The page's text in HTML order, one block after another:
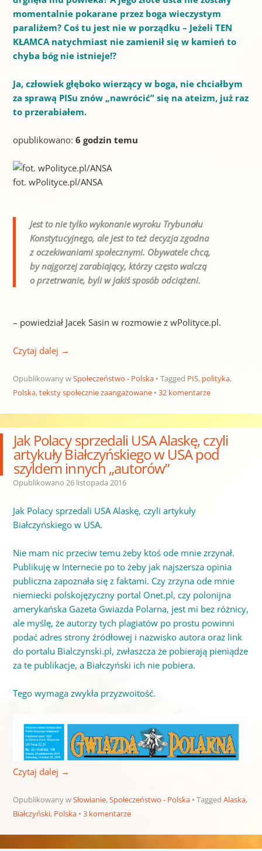
momentalnie pokarane przez boga wieczystym
paraliżem? Coś tu jest nie w porządku – Jeżeli TEN
KŁAMCA natychmiast nie zamienił się w kamień to
chyba bóg nie istnieje!?
Ja, człowiek głęboko wierzący w boga, nie chciałbym
za sprawą PISu znów „nawrócić” się na ateizm, już raz
to przerabiałem.
opublikowano: 6 godzin temu
fot. wPolityce.pl/ANSA
Jest to nie tylko wykonanie wyroku Trybunału
Konstytucyjnego, ale jest to też decyzja zgodna
z oczekiwaniami społecznymi. Obywatele chcą,
by najgorzej zarabiający, którzy często walczą
o przetrwanie, byli w jakiś sposób odciążeni.
– powiedział Jacek Sasin w rozmowie z wPolityce.pl.
Czytaj dalej →
Opublikowany wSpołeczeństwo - Polska Tagged PIS, polityka,
Polska,teksty społecznie zaangażowane 32 komentarze
Jak Polacy sprzedali USA Alaskę, czyli
artykuły Białczyńskiego w USA pod
szyldem innych „autorów”
Opublikowano 26 listopada 2016
Jak Polacy sprzedali USA Alaskę, czyli artykuły
Białczyńskiego w USA.
Nie mam nic przeciw temu żeby ktoś ode mnie zrzynał.
Publikuję w Internecie po to żeby jak najszersza opinia
publiczna zapoznała się z faktami. Czy zrzyna ode mnie
niemiecki polskojęzyczny portal Onet.pl, czy polonijna
amerykańska Gazeta Gwiazda Polarna, jest mi bez różnicy,
ale myślę, że autorzy tych plagiatów po prostu powinni
podać adres strony źródłowej i nazwisko autora oraz link
do portalu Bialczynski.pl, zwłaszcza że pobierają pieniądze
za te publikacje, a Białczyński ich nie pobiera.
Tego wymaga zwykła przyzwoitość.
Czytaj dalej →
Opublikowany wSłowianie,Społeczeństwo - Polska Tagged Alaska,
Białczyński, Polska 3 komentarze